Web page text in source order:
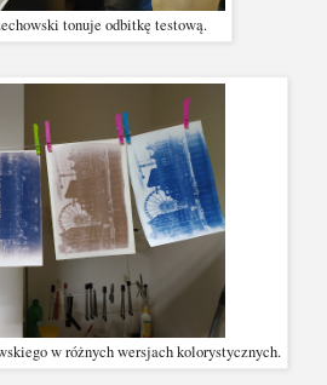
tonuje odbitkę testową.
w różnych wersjach kolorystycznych.